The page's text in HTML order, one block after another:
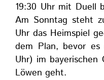
19:30 Uhr mit Duell
Am Sonntag steht
Uhr das Heimspiel
dem Plan, bevor es
Uhr) im bayerischen
Löwen geht.